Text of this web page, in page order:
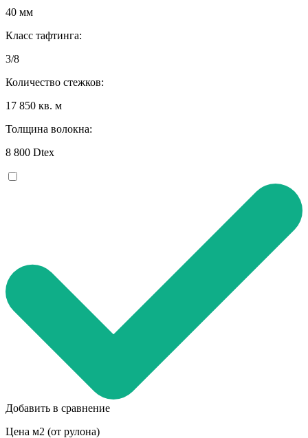
40 мм
Класс тафтинга:
3/8
Количество стежков:
17 850 кв. м
Толщина волокна:
8 800 Dtex
Добавить в сравнение
Цена м2 (от рулона)